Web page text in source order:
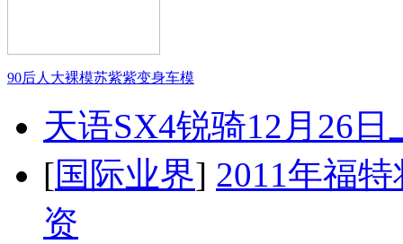
90后人大裸模苏紫紫变身车模
天语SX4锐骑12月26
[国际业界] 2011年福
资